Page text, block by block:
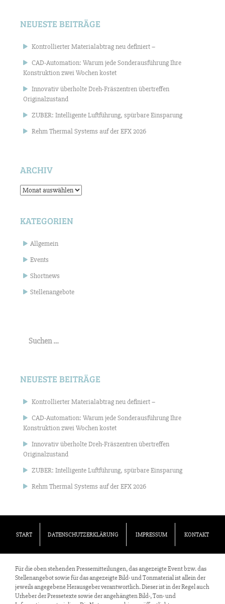
NEUESTE BEITRÄGE
Kontrollierter Materialabtrag neu definiert –
CAD-Automation: Warum jede Sonderausführung Ihre
Konstruktion zwei Wochen kostet
Innovativ überholte Dreh-Fräszentren übertreffen
Originalzustand
ZUBER: Intelligente Luftführung, spürbare Einsparung
Rehm Thermal Systems auf der EFX 2026
ARCHIV
Archiv
KATEGORIEN
Allgemein
Events
Shortnews
Stellenangebote
nach:
NEUESTE BEITRÄGE
Kontrollierter Materialabtrag neu definiert –
CAD-Automation: Warum jede Sonderausführung Ihre
Konstruktion zwei Wochen kostet
Innovativ überholte Dreh-Fräszentren übertreffen
Originalzustand
ZUBER: Intelligente Luftführung, spürbare Einsparung
Rehm Thermal Systems auf der EFX 2026
START DATENSCHUTZERKLÄRUNG IMPRESSUM KONTAKT
Für die oben stehenden Pressemitteilungen, das angezeigte Event bzw. das
Stellenangebot sowie für das angezeigte Bild- und Tonmaterial ist allein der
jeweils angegebene Herausgeber verantwortlich. Dieser ist in der Regel auch
Urheber der Pressetexte sowie der angehängten Bild-, Ton- und